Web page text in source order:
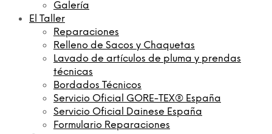
Galería
El Taller
Reparaciones
Relleno de Sacos y Chaquetas
Lavado de artículos de pluma y prendas
técnicas
Bordados Técnicos
Servicio Oficial GORE-TEX® España
Servicio Oficial Dainese España
Formulario Reparaciones